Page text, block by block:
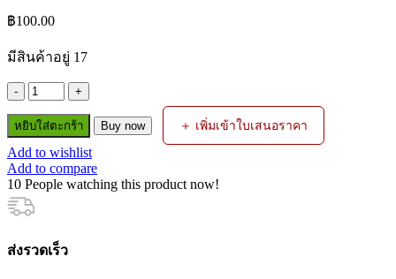
฿100.00
มีสินค้าอยู่ 17
จำนวน
ELECTRODE
P80
CUT100
LONGWELL
ชิ้น
หยิบใส่ตะกร้า Buy now ＋ เพิ่มเข้าใบเสนอราคา
Add to wishlist
Add to compare
10 People watching this product now!
ส่งรวดเร็ว